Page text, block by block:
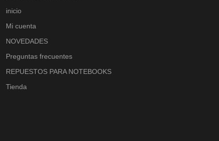
inicio
Mi cuenta
NOVEDADES
Preguntas frecuentes
REPUESTOS PARA NOTEBOOKS
Tienda